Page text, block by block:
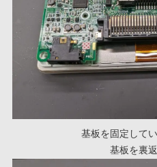
基板を固定して
基板を裏